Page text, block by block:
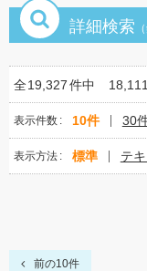
詳細検索
全19,327件中
表示件数 10件 30
表示方法 標準 テ
前の10件